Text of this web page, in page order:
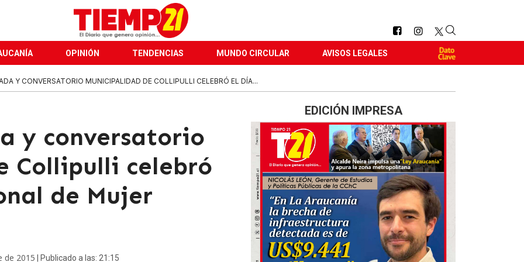
OPINIÓN TENDENCIAS MUNDO CIRCULAR AVISOS LEGALES
Y CONVERSATORIO MUNICIPALIDAD DE COLLIPULLI CELEBRÓ EL DÍA...
y conversatorio
Collipulli celebró
de Mujer
de 2015 | Publicado a las: 21:15
EDICIÓN IMPRESA